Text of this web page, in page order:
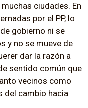
ciudades. En
por el PP, lo
gobierno ni se
y no se mueve de
dar la razón a
sentido común que
vecinos como
del cambio hacia